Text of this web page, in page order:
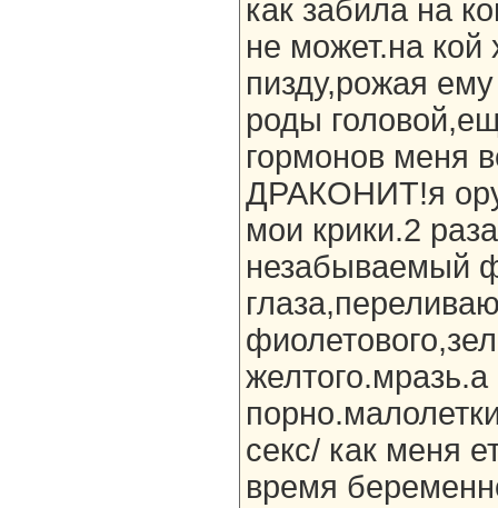
как забила на
не может.на кой
пизду,рожая
роды
гормонов меня
ДРАКОНИТ!я
мои крики.2
незабываемый
секс/ как меня
время